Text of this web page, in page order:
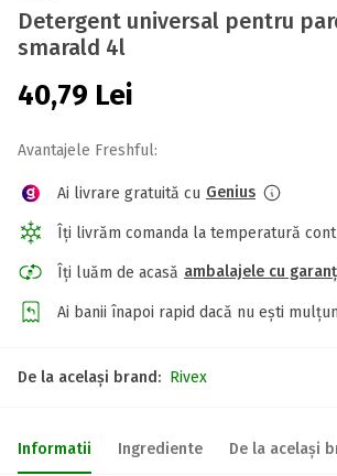
Detergent universal pentru
smarald 4l
40,79 Lei
Avantajele Freshful:
Ai livrare gratuită cu Genius
Îți livrăm comanda la temperatură
Îți luăm de acasă ambalajele cu
Ai banii înapoi rapid dacă nu ești
De la același brand: Rivex
Informatii Ingrediente De la același